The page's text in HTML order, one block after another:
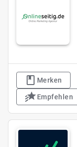
Merken
Empfehlen